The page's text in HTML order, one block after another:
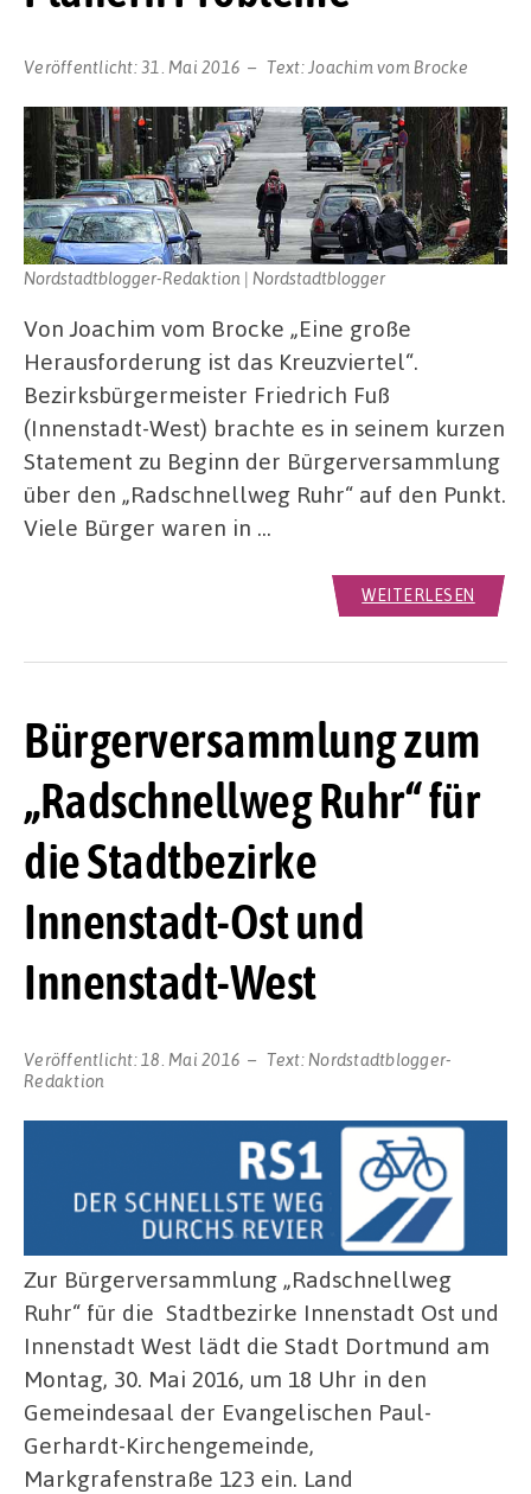
Veröffentlicht:31. Mai 2016 Text: Joachim vom Brocke
Nordstadtblogger-Redaktion | Nordstadtblogger
Von Joachim vom Brocke „Eine große
Herausforderung ist das Kreuzviertel“.
Bezirksbürgermeister Friedrich Fuß
(Innenstadt-West) brachte es in seinem kurzen
Statement zu Beginn der Bürgerversammlung
über den „Radschnellweg Ruhr“ auf den Punkt.
Viele Bürger waren in …
WEITERLESEN
Bürgerversammlung zum
„Radschnellweg Ruhr“ für
die Stadtbezirke
Innenstadt-Ost und
Innenstadt-West
Veröffentlicht: 18. Mai 2016 Text: Nordstadtblogger-
Redaktion
Zur Bürgerversammlung „Radschnellweg
Ruhr“ für die Stadtbezirke Innenstadt Ost und
Innenstadt West lädt die Stadt Dortmund am
Montag, 30. Mai 2016, um 18 Uhr in den
Gemeindesaal der Evangelischen Paul-
Gerhardt-Kirchengemeinde,
Markgrafenstraße 123 ein. Land